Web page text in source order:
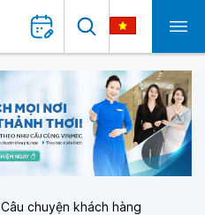
Câu chuyện khách hàng